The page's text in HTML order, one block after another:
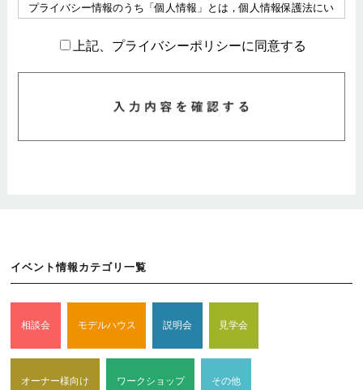
プライバシー情報のうち「個人情報」とは，個人情報保護法にい
って，当該情報に含まれる氏名，生年月日，住所，電話番号，連
絡先その他の記述等により特定の個人を識別できる情報を指しま
す。
に定める「個人情報」以外のものをいい，ご利用いただいたサー
歴，ユーザーが検索された検索キーワード，ご利用日時，ご利用
当社は，ユーザーが利用登録をする際に氏名，生年月日，住所，
電話番号，メールアドレス，銀行口座番号，クレジットカード番
人情報を含む取引記録や，決済に関する情報を当社の提携先（情
報提供元，広告主，広告配信先などを含みます。以下，｢提携先｣
当社は，ユーザーについて，利用したサービスやソフトウエア，
上記、プライバシーポリシーに同意する
イベント情報カテゴリ一覧
相談会 モデルハウス 説明会 見学会
オーナー様向け ワークショップ その他